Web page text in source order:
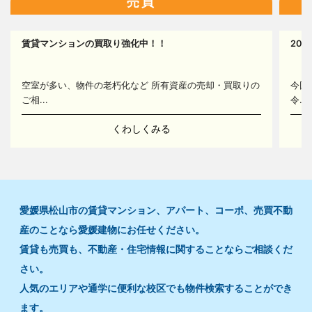
16
賃貸マンションの買取り強化中！！
空室が多い、物件の老朽化など 所有資産の売却・買取りの
ご相...
くわしくみる
今回
令...
愛媛県松山市の賃貸マンション、アパート、コーポ、売買不動
産のことなら愛媛建物にお任せください。
賃貸も売買も、不動産・住宅情報に関することならご相談くだ
さい。
人気のエリアや通学に便利な校区でも物件検索することができ
ます。